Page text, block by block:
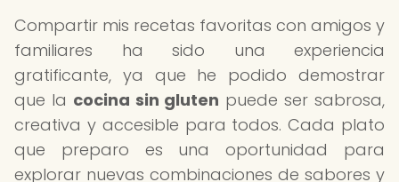
Compartir mis recetas favoritas con amigos y
familiares ha sido una experiencia
gratificante, ya que he podido demostrar
que la cocina sin gluten puede ser sabrosa,
creativa y accesible para todos. Cada plato
que preparo es una oportunidad para
explorar nuevas combinaciones de sabores y